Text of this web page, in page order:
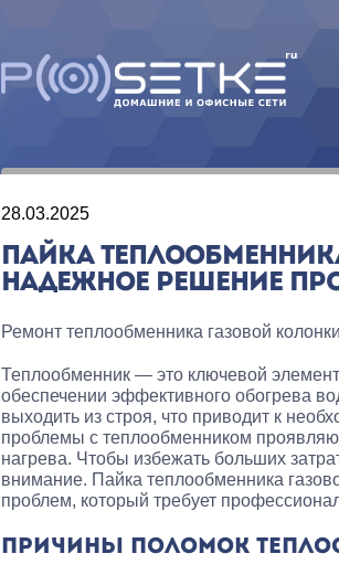
28.03.2025
ПАЙКА
НАДЕЖНОЕ РЕШЕНИЕ
Ремонт теплообменника газовой
Теплообменник — это ключевой
обеспечении эффективного обогрева
выходить из строя, что приводит к
проблемы с теплообменником
нагрева. Чтобы избежать больших
внимание. Пайка теплообменника
проблем, который требует
ПРИЧИНЫ ПОЛОМОК